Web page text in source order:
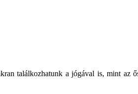
találkozhatunk a jógával is, mint az